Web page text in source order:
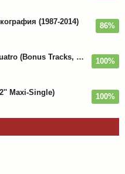
(1987-2014) 86%
Suzi Quatro - Suzi Quatro (Bonus Tracks, Remaster) 1973/2022 100%
Maxi-Single) 100%